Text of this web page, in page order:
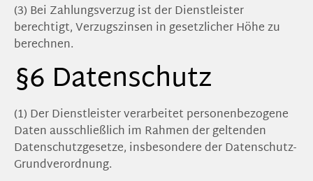
(3) Bei Zahlungsverzug ist der Dienstleister
berechtigt, Verzugszinsen in gesetzlicher Höhe zu
berechnen.
§6 Datenschutz
(1) Der Dienstleister verarbeitet personenbezogene
Daten ausschließlich im Rahmen der geltenden
Datenschutzgesetze, insbesondere der Datenschutz-
Grundverordnung.